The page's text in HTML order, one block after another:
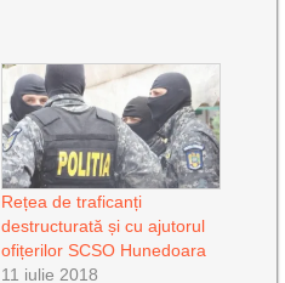
Rețea de traficanți
destructurată și cu ajutorul
ofițerilor SCSO Hunedoara
11 iulie 2018